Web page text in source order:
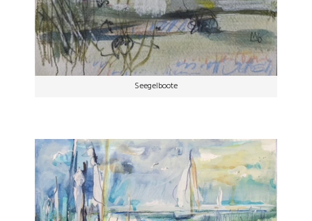
Seegelboote